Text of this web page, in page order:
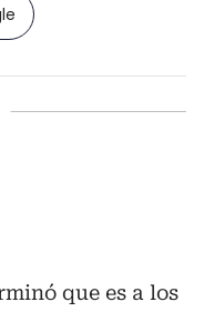
que es a los